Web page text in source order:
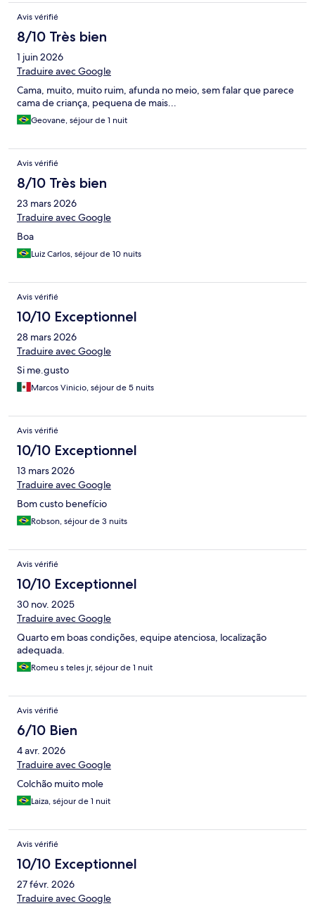
Avis vérifié
8/10 Très bien
1 juin 2026
Traduire avec Google
Cama, muito, muito ruim, afunda no meio, sem falar que parece
cama de criança, pequena de mais...
Geovane, séjour de 1 nuit
Avis vérifié
8/10 Très bien
23 mars 2026
Traduire avec Google
Boa
Luiz Carlos, séjour de 10 nuits
Avis vérifié
10/10 Exceptionnel
28 mars 2026
Traduire avec Google
Si me.gusto
Marcos Vinicio, séjour de 5 nuits
Avis vérifié
10/10 Exceptionnel
13 mars 2026
Traduire avec Google
Bom custo benefício
Robson, séjour de 3 nuits
Avis vérifié
10/10 Exceptionnel
30 nov. 2025
Traduire avec Google
Quarto em boas condições, equipe atenciosa, localização
adequada.
Romeu s teles jr, séjour de 1 nuit
Avis vérifié
6/10 Bien
4 avr. 2026
Traduire avec Google
Colchão muito mole
Laiza, séjour de 1 nuit
Avis vérifié
10/10 Exceptionnel
27 févr. 2026
Traduire avec Google